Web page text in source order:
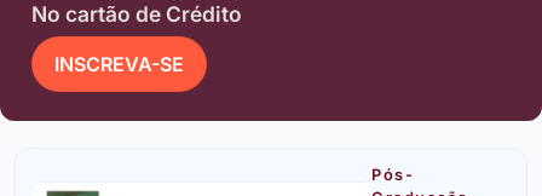
No cartão de Crédito
INSCREVA-SE
Pós-